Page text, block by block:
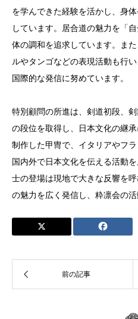
を学んできた経験を活かし、身
しています。居合道の魅力を「
体の調和を追求しています。ま
ルやタンゴなどの表現活動も行
国際的な発信に努めています。
特別顧問の所進は、剣道初段、
の段位を取得し、日本文化の継
制作した甲冑で、イタリアやフ
国内外で日本文化を伝える活動
士の登場は現地で大きな反響を
の魅力を広く発信し、粋凛会の